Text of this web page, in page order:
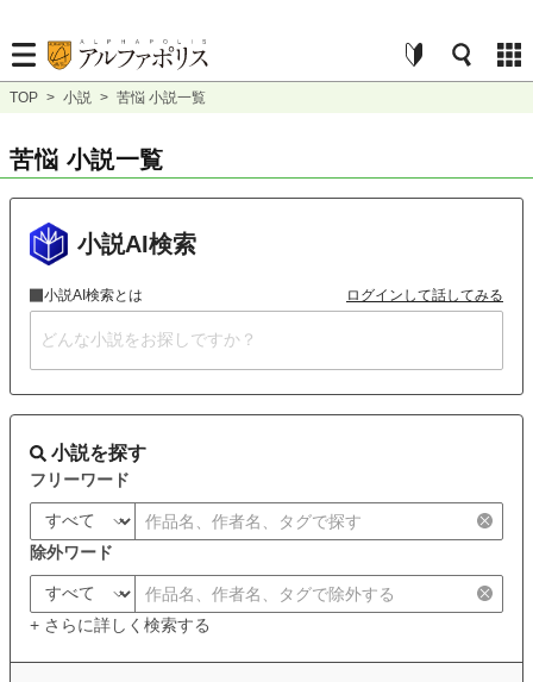
TOP > 小説 > 苦悩 小説一覧
苦悩 小説一覧
小説AI検索
小説AI検索とは ログインして話してみる
小説を探す
フリーワード
除外ワード
+ さらに詳しく検索する